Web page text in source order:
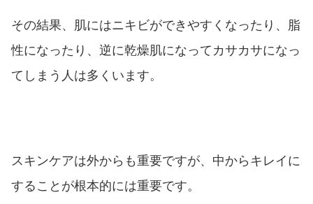
その結果、肌にはニキビができやすくなったり、脂
性になったり、逆に乾燥肌になってカサカサになっ
てしまう人は多くいます。
スキンケアは外からも重要ですが、中からキレイに
することが根本的には重要です。